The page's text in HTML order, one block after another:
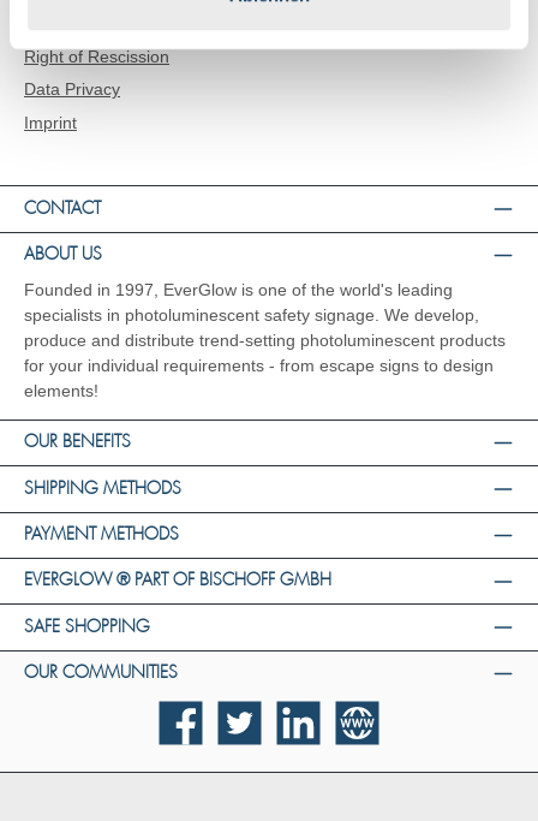
Right of Rescission
Data Privacy
Imprint
CONTACT
ABOUT US
Founded in 1997, EverGlow is one of the world's leading
specialists in photoluminescent safety signage. We develop,
produce and distribute trend-setting photoluminescent products
for your individual requirements - from escape signs to design
elements!
OUR BENEFITS
SHIPPING METHODS
PAYMENT METHODS
EVERGLOW ® PART OF BISCHOFF GMBH
SAFE SHOPPING
OUR COMMUNITIES
FacebookTwitter LinkedIn Website